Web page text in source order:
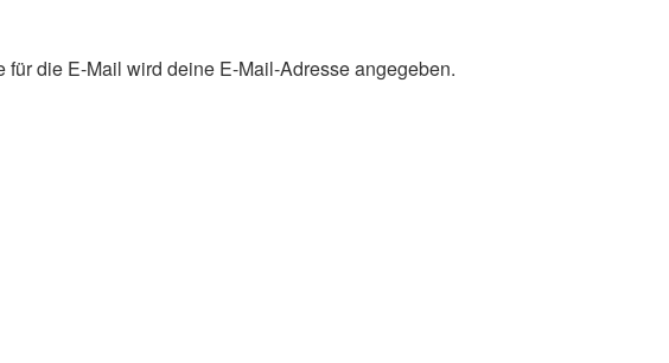
die E-Mail wird deine E-Mail-Adresse angegeben.